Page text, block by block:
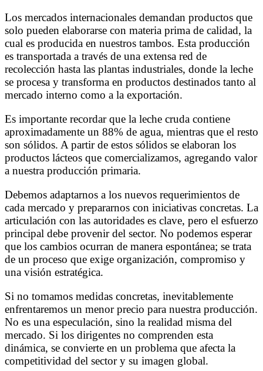
Los mercados internacionales demandan productos que
solo pueden elaborarse con materia prima de calidad, la
cual es producida en nuestros tambos. Esta producción
es transportada a través de una extensa red de
recolección hasta las plantas industriales, donde la leche
se procesa y transforma en productos destinados tanto al
mercado interno como a la exportación.
Es importante recordar que la leche cruda contiene
aproximadamente un 88% de agua, mientras que el resto
son sólidos. A partir de estos sólidos se elaboran los
productos lácteos que comercializamos, agregando valor
a nuestra producción primaria.
Debemos adaptarnos a los nuevos requerimientos de
cada mercado y prepararnos con iniciativas concretas. La
articulación con las autoridades es clave, pero el esfuerzo
principal debe provenir del sector. No podemos esperar
que los cambios ocurran de manera espontánea; se trata
de un proceso que exige organización, compromiso y
una visión estratégica.
Si no tomamos medidas concretas, inevitablemente
enfrentaremos un menor precio para nuestra producción.
No es una especulación, sino la realidad misma del
mercado. Si los dirigentes no comprenden esta
dinámica, se convierte en un problema que afecta la
competitividad del sector y su imagen global.